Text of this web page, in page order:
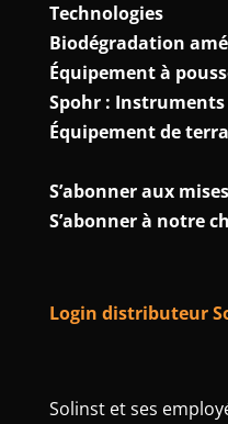
Technologies
Biodégradation
Équipement à
Spohr :
Équipement de
S’abonner aux
S’abonner à notre
Login distributeur
Solinst et ses